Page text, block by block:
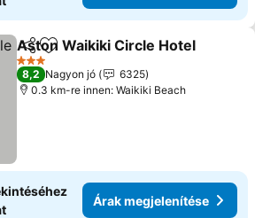
Megosztás
Hozzáadás a kedvencekhez
Aston Waikiki Circle Hotel
3 Kategória
8,2 Nagyon jó
6325
0.3 km-re innen: Waikiki Beach
Árak megjelenítése